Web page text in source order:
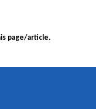
page/article.